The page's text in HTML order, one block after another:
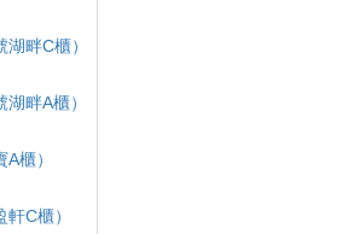
畔C櫃）
畔A櫃）
櫃）
C櫃）